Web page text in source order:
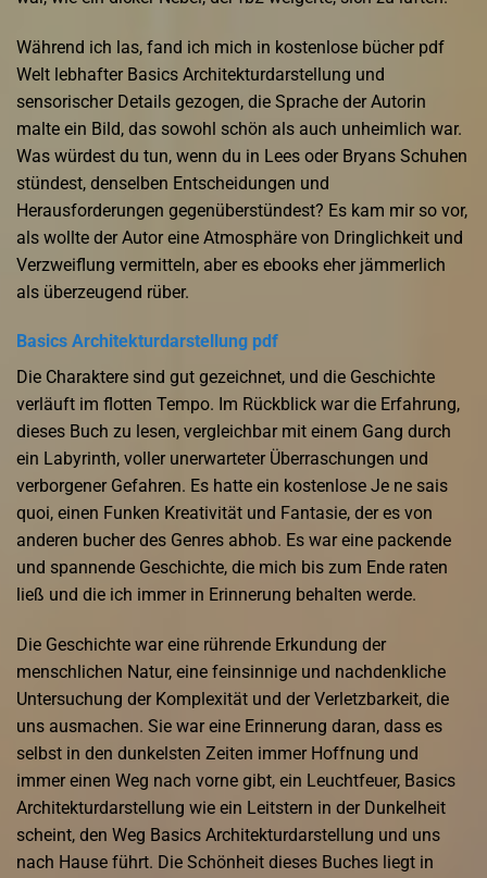
Während ich las, fand ich mich in kostenlose bücher pdf
Welt lebhafter Basics Architekturdarstellung und
sensorischer Details gezogen, die Sprache der Autorin
malte ein Bild, das sowohl schön als auch unheimlich war.
Was würdest du tun, wenn du in Lees oder Bryans Schuhen
stündest, denselben Entscheidungen und
Herausforderungen gegenüberstündest? Es kam mir so vor,
als wollte der Autor eine Atmosphäre von Dringlichkeit und
Verzweiflung vermitteln, aber es ebooks eher jämmerlich
als überzeugend rüber.
Basics Architekturdarstellung pdf
Die Charaktere sind gut gezeichnet, und die Geschichte
verläuft im flotten Tempo. Im Rückblick war die Erfahrung,
dieses Buch zu lesen, vergleichbar mit einem Gang durch
ein Labyrinth, voller unerwarteter Überraschungen und
verborgener Gefahren. Es hatte ein kostenlose Je ne sais
quoi, einen Funken Kreativität und Fantasie, der es von
anderen bucher des Genres abhob. Es war eine packende
und spannende Geschichte, die mich bis zum Ende raten
ließ und die ich immer in Erinnerung behalten werde.
Die Geschichte war eine rührende Erkundung der
menschlichen Natur, eine feinsinnige und nachdenkliche
Untersuchung der Komplexität und der Verletzbarkeit, die
uns ausmachen. Sie war eine Erinnerung daran, dass es
selbst in den dunkelsten Zeiten immer Hoffnung und
immer einen Weg nach vorne gibt, ein Leuchtfeuer, Basics
Architekturdarstellung wie ein Leitstern in der Dunkelheit
scheint, den Weg Basics Architekturdarstellung und uns
nach Hause führt. Die Schönheit dieses Buches liegt in